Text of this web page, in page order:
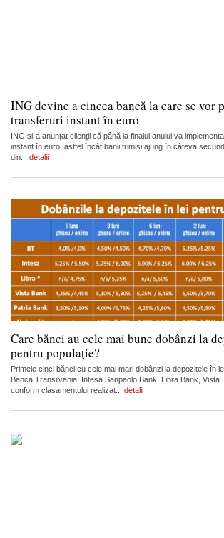
ING devine a cincea bancă la care se vor
transferuri instant în euro
ING și-a anunțat clienții că până la finalul anului va
instant în euro, astfel încât banii trimiși ajung în câteva
din... detalii
Care bănci au cele mai bune dobânzi la
pentru populație?
Primele cinci bănci cu cele mai mari dobânzi la depozitele în
Banca Transilvania, Intesa Sanpaolo Bank, Libra Bank, Vista
conform clasamentului realizat... detalii